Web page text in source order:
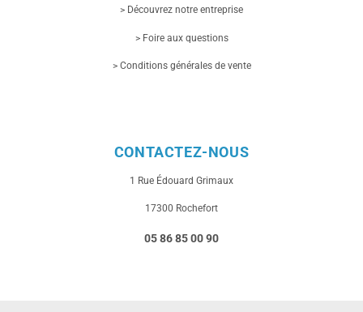
> Découvrez notre entreprise
> Foire aux questions
> Conditions générales de vente
CONTACTEZ-NOUS
1 Rue Édouard Grimaux
17300 Rochefort
05 86 85 00 90